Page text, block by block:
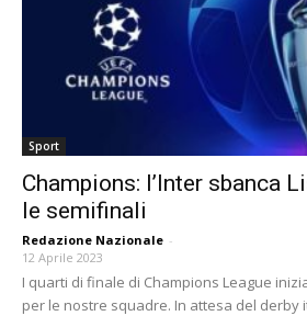
Sport
Champions: l’Inter sbanca
le semifinali
Redazione Nazionale -
12 Aprile 2023
I quarti di finale di Champions League
per le nostre squadre. In attesa del derby